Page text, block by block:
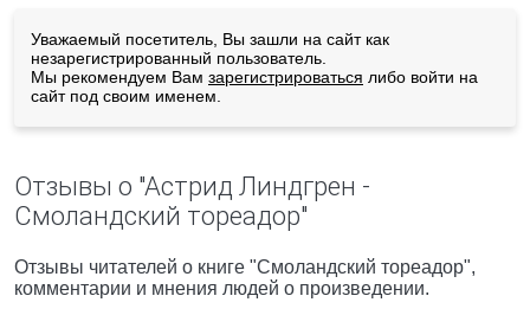
Уважаемый посетитель, Вы зашли на сайт как
незарегистрированный пользователь.
Мы рекомендуем Вам зарегистрироваться либо войти на
сайт под своим именем.
Отзывы о "Астрид Линдгрен -
Смоландский тореадор"
Отзывы читателей о книге "Смоландский тореадор",
комментарии и мнения людей о произведении.